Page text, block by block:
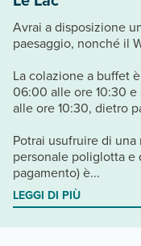
Avrai a disposizione
paesaggio, nonché il
La colazione a buffet
06:00 alle ore 10:30
alle ore 10:30, dietro
Potrai usufruire di
personale poliglotta e
pagamento) è...
LEGGI DI PIÙ